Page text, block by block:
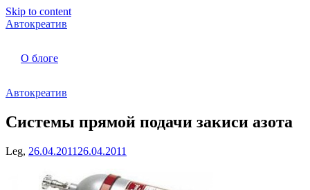
Skip to content
Автокреатив
О блоге
Автокреатив
Системы прямой подачи закиси азота
Leg, 26.04.2011 26.04.2011